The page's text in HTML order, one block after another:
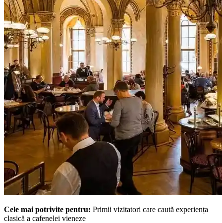
Cele mai potrivite pentru: Primii vizitatori care caută experiența
clasică a cafenelei vieneze